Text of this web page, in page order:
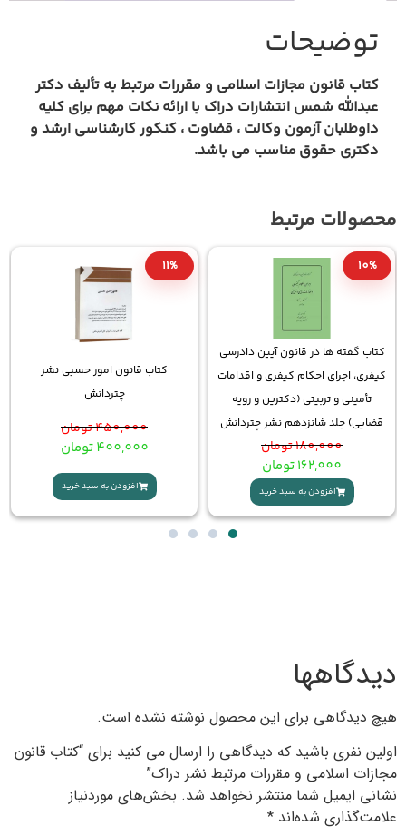
قانون مجازات اسلامی و مقررات مرتبط به تألیف دکتر
شمس انتشارات دراکبا ارائه نکات مهم برای کلیه
آزمون وکالت ، قضاوت ، کنکور کارشناسی ارشد و
حقوق مناسب می باشد.
مرتبط
گفته ها در قانون آیین دادرسی
اجرای احکام کیفری و اقدامات
و تربیتی (دکترین و رویه
جلد شانزدهم نشر چتردانش
180,000تومان
162,000 تومان
افزودن به سبد خرید
کتاب قانون امور حسبی نشر
چتردانش
450,000تومان
400,000تومان
افزودن به سبد خرید
برای این محصول نوشته نشده است.
نفری باشید که دیدگاهی را ارسال می کنید برای “کتاب قانون
اسلامی و مقررات مرتبط نشر دراک”
ایمیل شما منتشر نخواهد شد. بخش‌های موردنیاز
شده‌اند*